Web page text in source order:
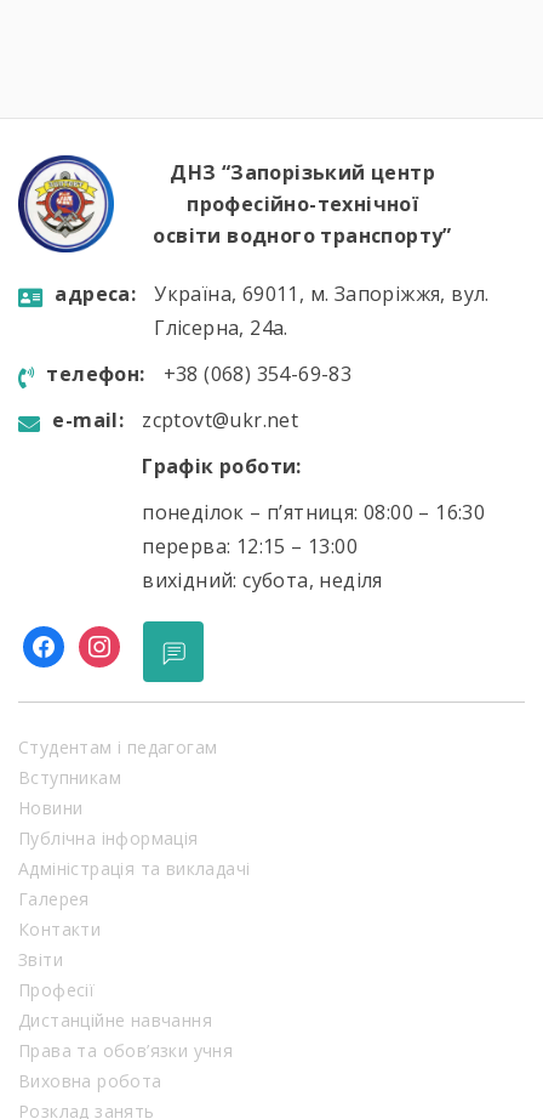
загрозам;🔹 можливості професійного […]
ДНЗ “Запорізький центр
професійно-технічної
освіти водного транспорту”
aдресa:
Україна, 69011, м. Запоріжжя, вул.
Глісерна, 24а.
телефон:
+38 (068) 354-69-83
e-mail:
zcptovt@ukr.net
Графік роботи:
понеділок – п’ятниця: 08:00 – 16:30
перерва: 12:15 – 13:00
вихідний: субота, неділя
facebookinstagram
Студентам і педагогам
Вступникам
Новини
Публічна інформація
Адміністрація та викладачі
Галерея
Контакти
Звіти
Професії
Дистанційне навчання
Права та обов’язки учня
Виховна робота
Розклад занять